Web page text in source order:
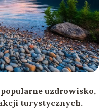
uzdrowisko,
turystycznych.